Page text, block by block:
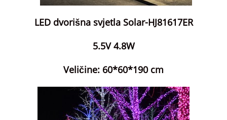
LED dvorišna svjetla Solar-HJ81617ER
5.5V 4.8W
Veličine: 60*60*190 cm